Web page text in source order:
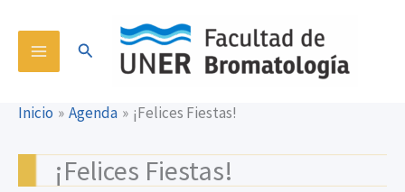
contenido
Buscar
Inicio Agenda ¡Felices Fiestas!
¡Felices Fiestas!